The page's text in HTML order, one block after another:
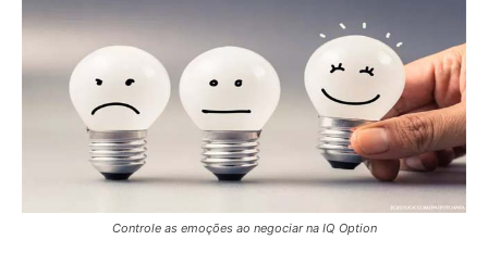
Controle as emoções ao negociar na IQ Option